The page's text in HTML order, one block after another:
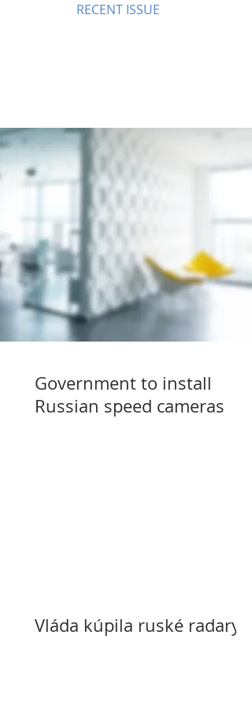
RECENT ISSUE
Government to install
Russian speed cameras
Vláda kúpila ruské radary